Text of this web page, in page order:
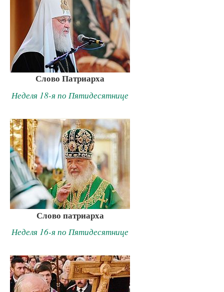
Слово Патриарха
Неделя 18-я по Пятидесятнице
Слово патриарха
Неделя 16-я по Пятидесятнице